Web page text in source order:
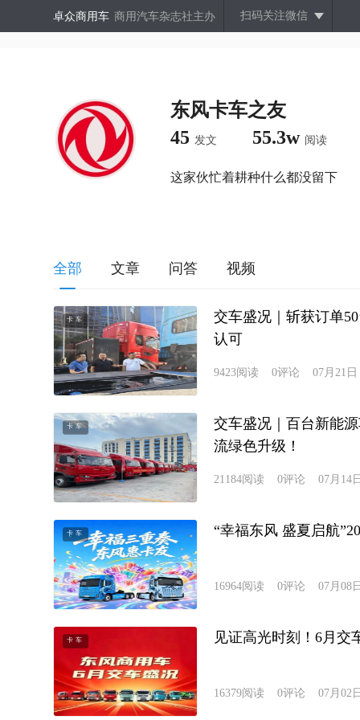
卓众商用车 商用汽车杂志社主办 扫码关注微信
东风卡车之友
45 发文 55.3w 阅读
这家伙忙着耕种什么都没留下
全部 文章 问答 视频
卡车
交车盛况｜斩获订单
认可
9423阅读 0评论 07月21日
卡车
交车盛况｜百台新能
流绿色升级！
21184阅读 0评论 07月14
卡车 “幸福东风 盛夏启航
16964阅读 0评论 07月08
卡车 见证高光时刻！6月交
16379阅读 0评论 07月02